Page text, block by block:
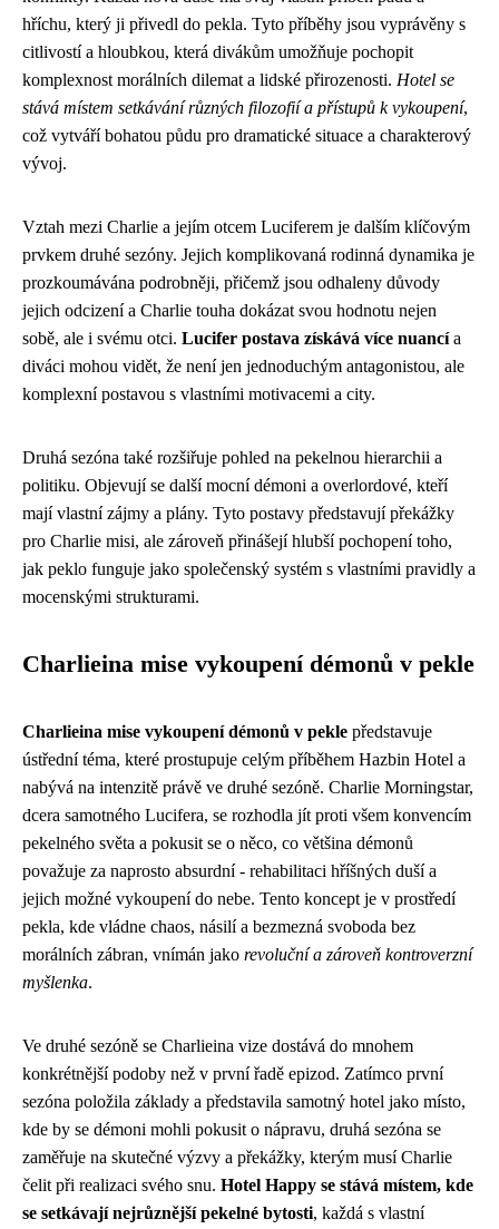
hříchu, který ji přivedl do pekla. Tyto příběhy jsou vyprávěny s
citlivostí a hloubkou, která divákům umožňuje pochopit
komplexnost morálních dilemat a lidské přirozenosti. Hotel se
stává místem setkávání různých filozofií a přístupů k vykoupení,
což vytváří bohatou půdu pro dramatické situace a charakterový
vývoj.
Vztah mezi Charlie a jejím otcem Luciferem je dalším klíčovým
prvkem druhé sezóny. Jejich komplikovaná rodinná dynamika je
prozkoumávána podrobněji, přičemž jsou odhaleny důvody
jejich odcizení a Charlie touha dokázat svou hodnotu nejen
sobě, ale i svému otci. Lucifer postava získává více nuancía
diváci mohou vidět, že není jen jednoduchým antagonistou, ale
komplexní postavou s vlastními motivacemi a city.
Druhá sezóna také rozšiřuje pohled na pekelnou hierarchii a
politiku. Objevují se další mocní démoni a overlordové, kteří
mají vlastní zájmy a plány. Tyto postavy představují překážky
pro Charlie misi, ale zároveň přinášejí hlubší pochopení toho,
jak peklo funguje jako společenský systém s vlastními pravidly a
mocenskými strukturami.
Charlieina mise vykoupení démonů v pekle
Charlieina mise vykoupení démonů v pekle představuje
ústřední téma, které prostupuje celým příběhem Hazbin Hotel a
nabývá na intenzitě právě ve druhé sezóně. Charlie Morningstar,
dcera samotného Lucifera, se rozhodla jít proti všem konvencím
pekelného světa a pokusit se o něco, co většina démonů
považuje za naprosto absurdní - rehabilitaci hříšných duší a
jejich možné vykoupení do nebe. Tento koncept je v prostředí
pekla, kde vládne chaos, násilí a bezmezná svoboda bez
morálních zábran, vnímán jako revoluční a zároveň kontroverzní
myšlenka.
Ve druhé sezóně se Charlieina vize dostává do mnohem
konkrétnější podoby než v první řadě epizod. Zatímco první
sezóna položila základy a představila samotný hotel jako místo,
kde by se démoni mohli pokusit o nápravu, druhá sezóna se
zaměřuje na skutečné výzvy a překážky, kterým musí Charlie
čelit při realizaci svého snu. Hotel Happy se stává místem, kde
se setkávají nejrůznější pekelné bytosti, každá s vlastní